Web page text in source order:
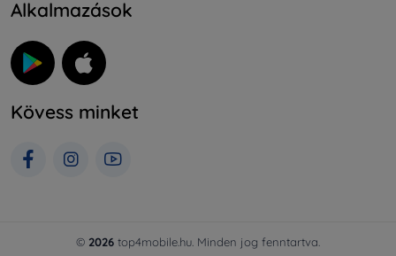
Alkalmazások
Kövess minket
© 2026 top4mobile.hu. Minden jog fenntartva.